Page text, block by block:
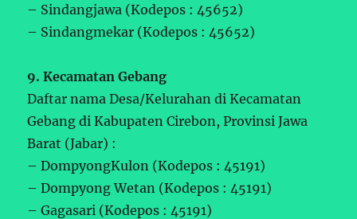
– Sindangjawa (Kodepos : 45652)
– Sindangmekar (Kodepos : 45652)
9. Kecamatan Gebang
Daftar nama Desa/Kelurahan di Kecamatan
Gebang di Kabupaten Cirebon, Provinsi Jawa
Barat (Jabar) :
– DompyongKulon (Kodepos : 45191)
– Dompyong Wetan (Kodepos : 45191)
– Gagasari (Kodepos : 45191)